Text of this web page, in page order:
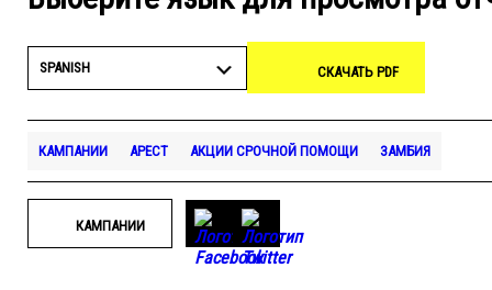
SPANISH СКАЧАТЬ PDF
КАМПАНИИ АРЕСТ АКЦИИ СРОЧНОЙ ПОМОЩИ ЗАМБИЯ
КАМПАНИИ